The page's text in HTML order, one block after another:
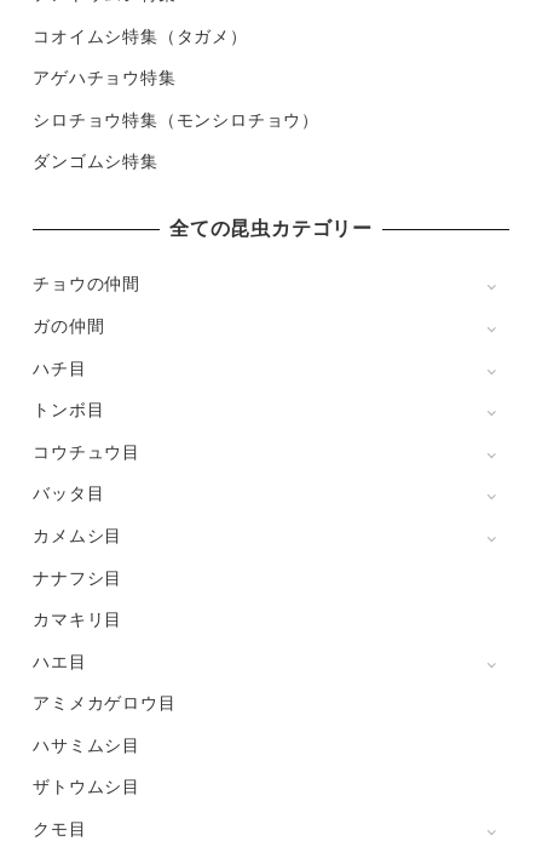
コオイムシ特集（タガメ）
アゲハチョウ特集
シロチョウ特集（モンシロチョウ）
ダンゴムシ特集
全ての昆虫カテゴリー
チョウの仲間
ガの仲間
ハチ目
トンボ目
コウチュウ目
バッタ目
カメムシ目
ナナフシ目
カマキリ目
ハエ目
アミメカゲロウ目
ハサミムシ目
ザトウムシ目
クモ目